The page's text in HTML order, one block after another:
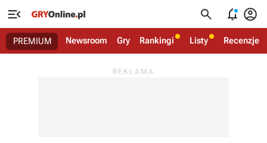
   
PREMIUM Newsroom Gry Rankingi Listy Recenzje